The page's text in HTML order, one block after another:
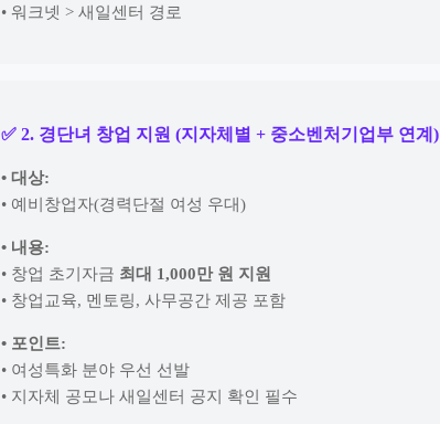
• 워크넷 > 새일센터 경로
✅ 2. 경단녀 창업 지원 (지자체별 + 중소벤처기업부 연계)
• 대상:
• 예비창업자(경력단절 여성 우대)
• 내용:
• 창업 초기자금 최대 1,000만 원 지원
• 창업교육, 멘토링, 사무공간 제공 포함
• 포인트:
• 여성특화 분야 우선 선발
• 지자체 공모나 새일센터 공지 확인 필수